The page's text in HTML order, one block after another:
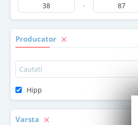
-
Producator
Hipp
Varsta